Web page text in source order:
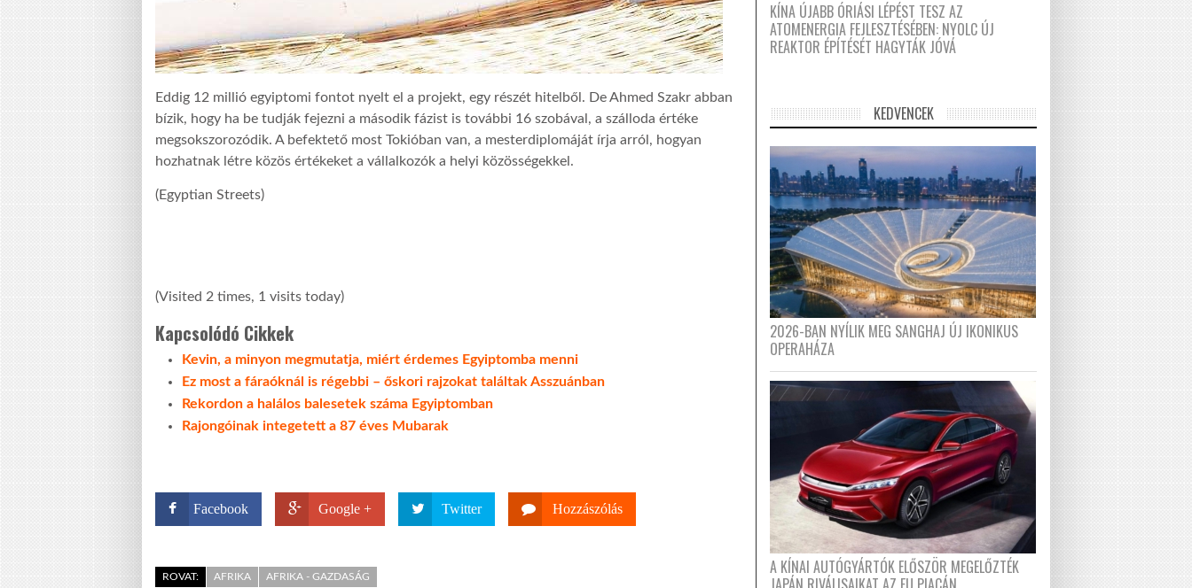
Eddig 12 millió egyiptomi fontot nyelt el a projekt, egy részét hitelből. De Ahmed Szakr abban
bízik, hogy ha be tudják fejezni a második fázist is további 16 szobával, a szálloda értéke
megsokszorozódik. A befektető most Tokióban van, a mesterdiplomáját írja arról, hogyan
hozhatnak létre közös értékeket a vállalkozók a helyi közösségekkel.
(Egyptian Streets)
(Visited 2 times, 1 visits today)
Kapcsolódó Cikkek
Kevin, a minyon megmutatja, miért érdemes Egyiptomba menni
Ez most a fáraóknál is régebbi – őskori rajzokat találtak Asszuánban
Rekordon a halálos balesetek száma Egyiptomban
Rajongóinak integetett a 87 éves Mubarak
Facebook Google + Twitter Hozzászólás
ROVAT: AFRIKA AFRIKA - GAZDASÁG
KÍNA ÚJABB ÓRIÁSI LÉPÉST TESZ AZ
ATOMENERGIA FEJLESZTÉSÉBEN: NYOLC ÚJ
REAKTOR ÉPÍTÉSÉT HAGYTÁK JÓVÁ
KEDVENCEK
2026-BAN NYÍLIK MEG SANGHAJ ÚJ IKONIKUS
OPERAHÁZA
A KÍNAI AUTÓGYÁRTÓK ELŐSZÖR MEGELŐZTÉK